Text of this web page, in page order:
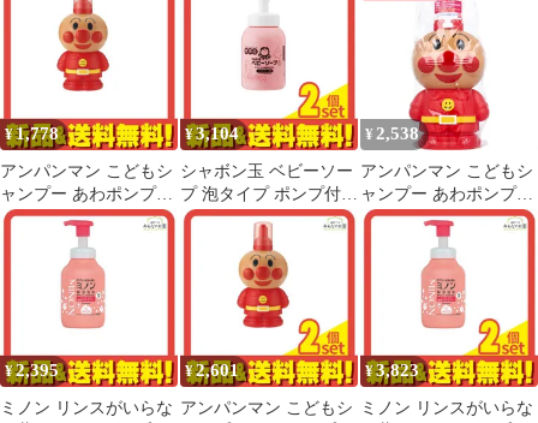
¥1,778
アンパンマン こどもシ
ャンプー あわポンプタ
イプ 本体 250mL
¥3,104
シャボン玉 ベビーソー
プ 泡タイプ ポンプ付き
本体ボトル 450mL 2個
セット まとめ売り
¥ 2,538
アンパンマン こどもシ
ャンプー あわポンプタ
イプ 250mL 2個セット
まとめ売り
¥2,395
ミノン リンスがいらな
¥2,601
アンパンマン こどもシ
¥3,823
ミノン リンスがいらな